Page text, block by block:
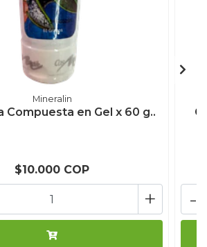
Mineralin
Compuesta en Gel x 60 g..
$10.000 COP
+ -